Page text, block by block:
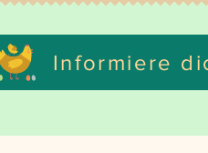
Informiere